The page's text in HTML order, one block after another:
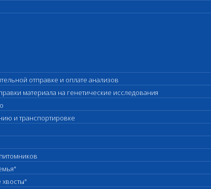
отправке и оплате анализов
материала на генетические исследования
и транспортировке